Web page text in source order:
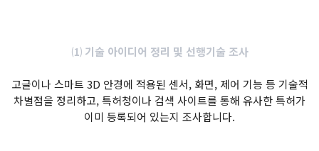
⑴ 기술 아이디어 정리 및 선행기술 조사
고글이나 스마트 3D 안경에 적용된 센서, 화면, 제어 기능 등 기술적
차별점을 정리하고, 특허청이나 검색 사이트를 통해 유사한 특허가
이미 등록되어 있는지 조사합니다.